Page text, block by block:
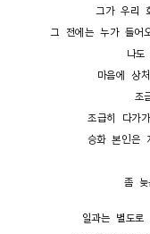
그가 우리
그 전에는 누가 들어
나도
마음에 상
조
조급히 다가
승화 본인은
좀 늦
일과는 별도